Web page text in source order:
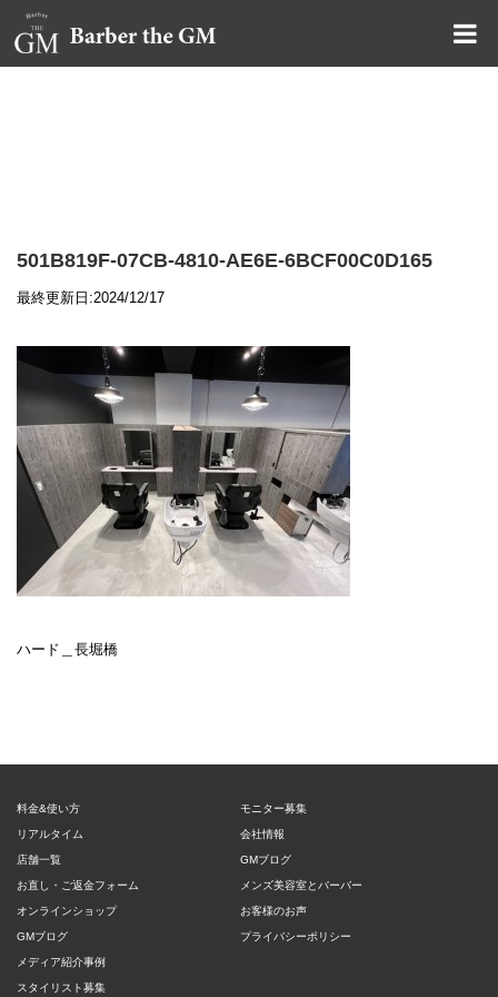
501B819F-07CB-4810-AE6E-6BCF00C0D165
最終更新日:2024/12/17
ハード＿長堀橋
料金&使い方
リアルタイム
店舗一覧
お直し・ご返金フォーム
オンラインショップ
GMブログ
メディア紹介事例
スタイリスト募集
モニター募集
会社情報
GMブログ
メンズ美容室とバーバー
お客様のお声
プライバシーポリシー